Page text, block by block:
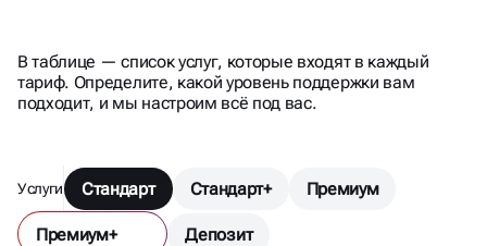
ТЕХПОДДЕРЖКИ
В таблице — список услуг, которые входят в каждый
тариф. Определите, какой уровень поддержки вам
подходит, и мы настроим всё под вас.
Услуги Стандарт Стандарт+ Премиум
Премиум+ Депозит